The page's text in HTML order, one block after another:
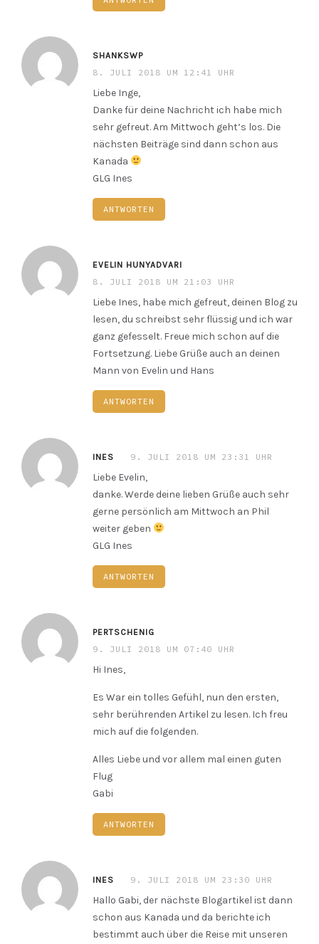
SHANKSWP
8. JULI 2018 UM 12:41 UHR
Liebe Inge,
Danke für deine Nachricht ich habe mich
sehr gefreut. Am Mittwoch geht’s los. Die
nächsten Beiträge sind dann schon aus
Kanada
GLG Ines
ANTWORTEN
EVELIN HUNYADVARI
8. JULI 2018 UM 21:03 UHR
Liebe Ines, habe mich gefreut, deinen Blog zu
lesen, du schreibst sehr flüssig und ich war
ganz gefesselt. Freue mich schon auf die
Fortsetzung. Liebe Grüße auch an deinen
Mann von Evelin und Hans
ANTWORTEN
INES 9. JULI 2018 UM 23:31 UHR
Liebe Evelin,
danke. Werde deine lieben Grüße auch sehr
gerne persönlich am Mittwoch an Phil
weiter geben
GLG Ines
ANTWORTEN
PERTSCHENIG
9. JULI 2018 UM 07:40 UHR
Hi Ines,
Es War ein tolles Gefühl, nun den ersten,
sehr berührenden Artikel zu lesen. Ich freu
mich auf die folgenden.
Alles Liebe und vor allem mal einen guten
Flug
Gabi
ANTWORTEN
INES 9. JULI 2018 UM 23:30 UHR
Hallo Gabi, der nächste Blogartikel ist dann
schon aus Kanada und da berichte ich
bestimmt auch über die Reise mit unseren